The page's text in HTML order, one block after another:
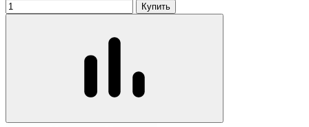
Купить